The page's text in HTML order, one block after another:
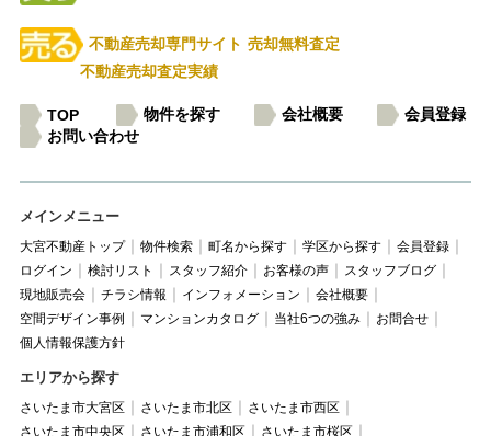
不動産売却専門サイト 売却無料査定
不動産売却査定実績
TOP 物件を探す 会社概要
会員登録
お問い合わせ
メインメニュー
大宮不動産トップ 物件検索 町名から探す 学区から探す
会員登録
ログイン
検討リスト スタッフ紹介 お客様の声
スタッフブログ
現地販売会
チラシ情報 インフォメーション
会社概要
空間デザイン事例
マンションカタログ 当社6つの強み
お問合せ
個人情報保護方針
エリアから探す
さいたま市大宮区 さいたま市北区
さいたま市西区
さいたま市中央区
さいたま市浦和区 さいたま市桜区